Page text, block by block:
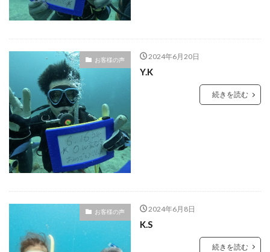
お客様の声 2024年6月20日
Y.K
続きを読む
お客様の声 2024年6月8日
K.S
続きを読む